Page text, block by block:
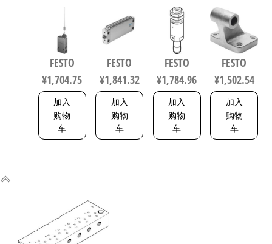
化零部件
规格3 3877
FESTO
¥1,704.75
加入
购物
车
缸 行程
200mm 缸
164075
FESTO
¥1,841.32
加入
购物
车
U-E-P 波纹
管气爪 符
合ISO 8573-
1:2010
1320832
FESTO
¥1,784.96
加入
购物
车
动化零部
件 规格200
9038
FESTO
¥1,502.54
加入
购物
车